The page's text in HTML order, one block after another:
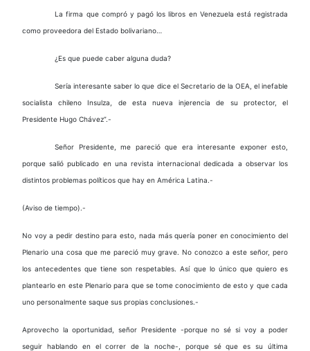
La firma que compró y pagó los libros en Venezuela está registrada
como proveedora del Estado bolivariano…
¿Es que puede caber alguna duda?
Sería interesante saber lo que dice el Secretario de la OEA, el inefable
socialista chileno Insulza, de esta nueva injerencia de su protector, el
Presidente Hugo Chávez”.-
Señor Presidente, me pareció que era interesante exponer esto,
porque salió publicado en una revista internacional dedicada a observar los
distintos problemas políticos que hay en América Latina.-
(Aviso de tiempo).-
No voy a pedir destino para esto, nada más quería poner en conocimiento del
Plenario una cosa que me pareció muy grave. No conozco a este señor, pero
los antecedentes que tiene son respetables. Así que lo único que quiero es
plantearlo en este Plenario para que se tome conocimiento de esto y que cada
uno personalmente saque sus propias conclusiones.-
Aprovecho la oportunidad, señor Presidente -porque no sé si voy a poder
seguir hablando en el correr de la noche-, porque sé que es su última